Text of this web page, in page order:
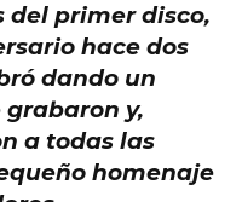
del primer disco,
hace dos
dando un
grabaron y,
a todas las
homenaje